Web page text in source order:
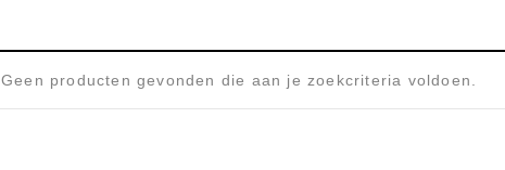
Geen producten gevonden die aan je zoekcriteria voldoen.